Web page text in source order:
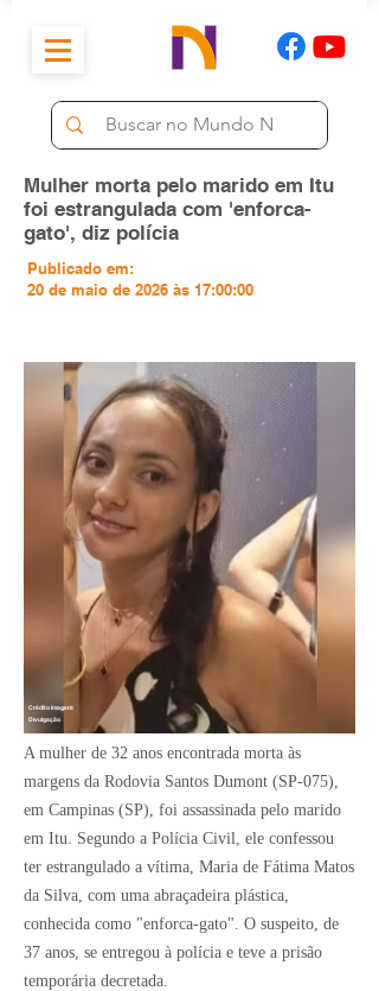
Mulher morta pelo marido em Itu
foi estrangulada com 'enforca-
gato', diz polícia
Publicado em:
20 de maio de 2026 às 17:00:00
Divulgação
Crédito Imagem:
A mulher de 32 anos encontrada morta às
margens da Rodovia Santos Dumont (SP-075),
em Campinas (SP), foi assassinada pelo marido
em Itu. Segundo a Polícia Civil, ele confessou
ter estrangulado a vítima, Maria de Fátima Matos
da Silva, com uma abraçadeira plástica,
conhecida como "enforca-gato". O suspeito, de
37 anos, se entregou à polícia e teve a prisão
temporária decretada.